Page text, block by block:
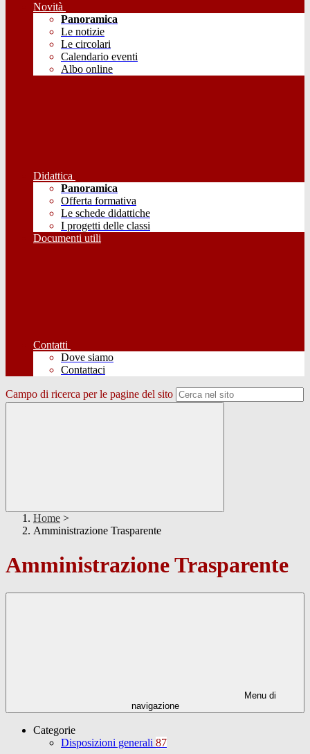
Novità
Panoramica
Le notizie
Le circolari
Calendario eventi
Albo online
Didattica
Panoramica
Offerta formativa
Le schede didattiche
I progetti delle classi
Documenti utili
Contatti
Dove siamo
Contattaci
Campo di ricerca per le pagine del sito
Home >
Amministrazione Trasparente
Amministrazione Trasparente
Menu di
navigazione
Categorie
Disposizioni generali 87